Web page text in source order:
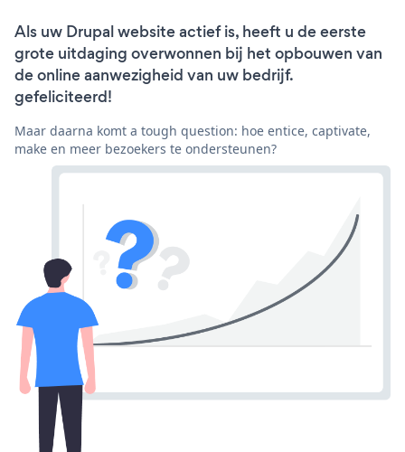
Als uw Drupal website actief is, heeft u de eerste
grote uitdaging overwonnen bij het opbouwen van
de online aanwezigheid van uw bedrijf.
gefeliciteerd!
Maar daarna komt a tough question: hoe entice, captivate,
make en meer bezoekers te ondersteunen?